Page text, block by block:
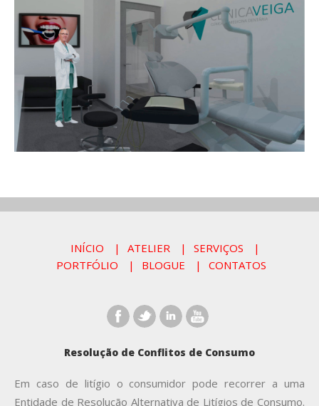
INÍCIO ATELIER
SERVIÇOS
PORTFÓLIO
BLOGUE CONTATOS
Resolução de Conflitos de Consumo
Em caso de litígio o consumidor pode recorrer a uma
Entidade de Resolução Alternativa de Litígios de Consumo.